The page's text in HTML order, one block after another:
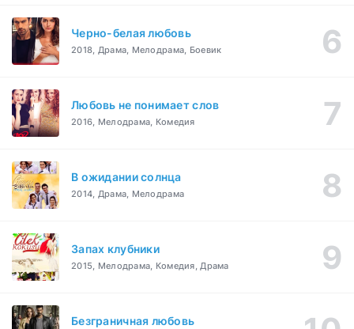
Черно-белая любовь
2018, Драма, Мелодрама, Боевик
Любовь не понимает слов
2016, Мелодрама, Комедия
В ожидании солнца
2014, Драма, Мелодрама
Запах клубники
2015, Мелодрама, Комедия, Драма
Безграничная любовь